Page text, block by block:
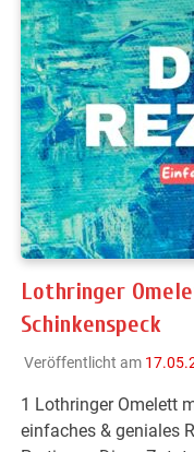
Lothringer
Schinkenspeck
Veröffentlicht am
1 Lothringer Omelett
einfaches & geniales